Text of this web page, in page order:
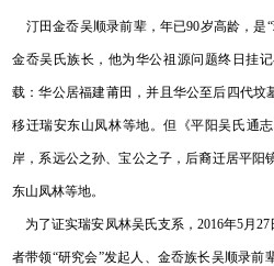
汀田金岙吴顺录前辈，年已90岁高龄，是
金岙吴氏族长，他为华公祖源问题终日挂
载：华公居福建莆田，并且华公至后四代坟
移迁瑞安东山凤林等地。但《平阳吴氏通
岸，系远公之孙、宝公之子，后裔迁居平阳
东山凤林等地。
为了证实瑞安凤林吴氏支系，2016年5月27
者带领“研究会”发起人、金岙族长吴顺录前